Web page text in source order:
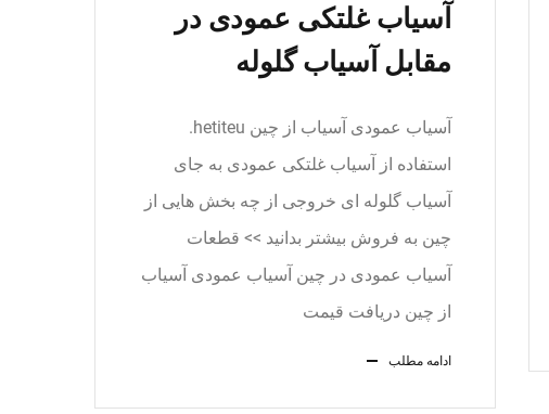
آسیاب غلتکی عمودی در
مقابل آسیاب گلوله
آسیاب عمودی آسیاب از چین hetiteu.
استفاده از آسیاب غلتکی عمودی به جای
آسیاب گلوله ای خروجی از چه بخش هایی از
چین به فروش بیشتر بدانید >> قطعات
آسیاب عمودی در چین آسیاب عمودی آسیاب
از چین دریافت قیمت
ادامه مطلب